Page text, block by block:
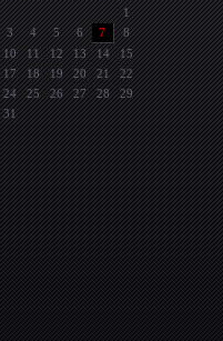
1
3 4 5 6 7
8
10 11 12 13 14
15
17 18 19 20 21
22
24 25 26 27 28
29
31